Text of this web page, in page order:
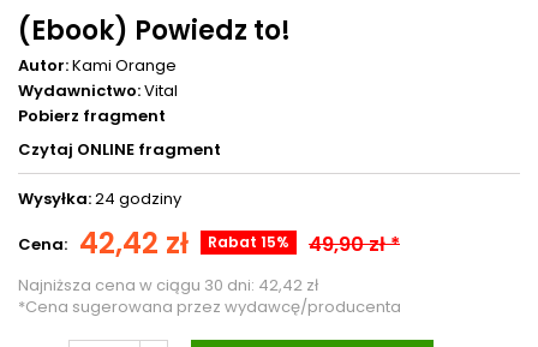
(Ebook) Powiedz to!
Autor:Kami Orange
Wydawnictwo:Vital
Pobierz fragment
Czytaj ONLINE fragment
Wysyłka:24 godziny
Cena: 42,42 zł Rabat 15% 49,90 zł *
Najniższa cena w ciągu 30 dni: 42,42 zł
*Cena sugerowana przez wydawcę/producenta